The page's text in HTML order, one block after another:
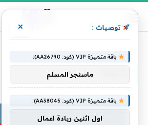
توصيات : ×
باقة متميزة VIP (كود: AA26790):
ماسنجر المسلم
باقة متميزة VIP (كود: AA38045):
اول اثنين ريادة اعمال